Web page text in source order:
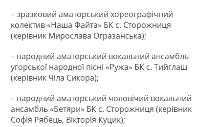
– зразковий аматорський хореографічний
колектив «Наша Файта» БК с. Сторожниця
(керівник Мирослава Огразанська);
– народний аматорський вокальний ансамбль
угорської народної пісні «Ружа» БК с. Тийглаш
(керівник Чіла Сикора);
– народний аматорський чоловічий вокальний
ансамбль «Бетяри» БК с. Сторожниця (керівник
Софія Рябець, Вікторія Куцик);